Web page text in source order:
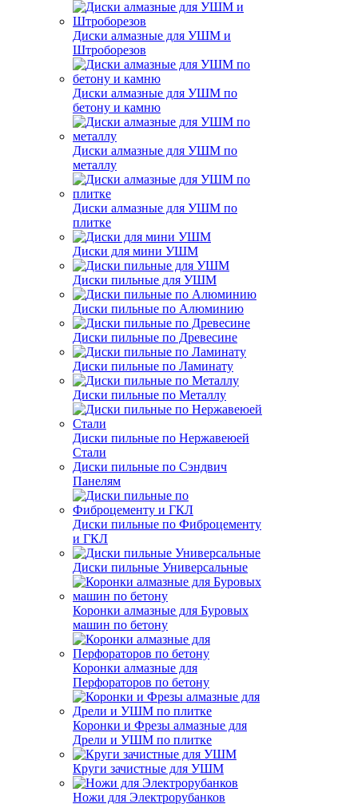
Диски алмазные для УШМ и
Штроборезов
Диски алмазные для УШМ по
бетону и камню
Диски алмазные для УШМ по
металлу
Диски алмазные для УШМ по
плитке
Диски для мини УШМ
Диски пильные для УШМ
Диски пильные по Алюминию
Диски пильные по Древесине
Диски пильные по Ламинату
Диски пильные по Металлу
Диски пильные по Нержавеюей
Стали
Диски пильные по Сэндвич
Панелям
Диски пильные по Фиброцементу
и ГКЛ
Диски пильные Универсальные
Коронки алмазные для Буровых
машин по бетону
Коронки алмазные для
Перфораторов по бетону
Коронки и Фрезы алмазные для
Дрели и УШМ по плитке
Круги зачистные для УШМ
Ножи для Электрорубанков